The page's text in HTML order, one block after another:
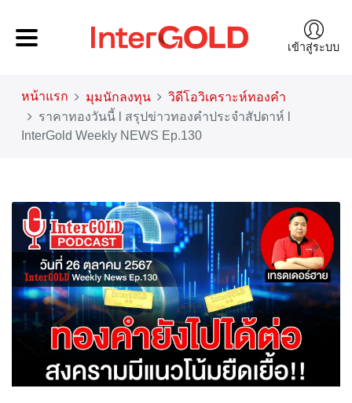
เข้าสู่ระบบ
หน้าแรก มุมนักลงทุน
วิดีโอวิเคราะห์ทองคำ
ราคาทองวันนี้ l สรุปข่าวทองคำประจำสัปดาห์ l
InterGold Weekly NEWS Ep.130